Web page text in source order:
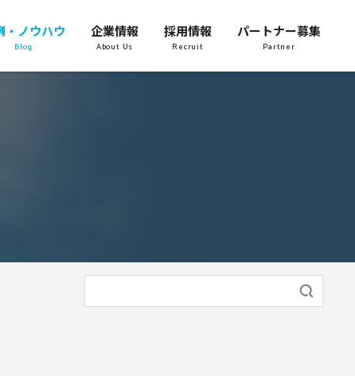
・ノウハウ
Blog
企業情報
About Us
採用情報
Recruit
パートナー募集
Partner